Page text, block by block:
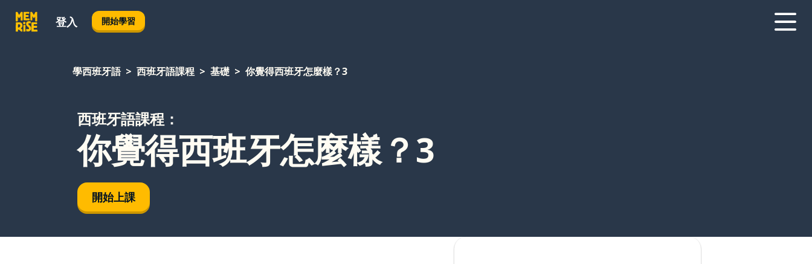
登入 開始學習
學西班牙語 西班牙語課程 基礎 你覺得西班牙怎麼樣？3
西班牙語課程：
你覺得西班牙怎麼樣？3
開始上課